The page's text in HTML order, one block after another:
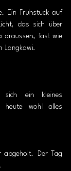
Ein Frühstück auf
das sich über
draussen, fast wie
Langkawi.
ein kleines
heute wohl alles
abgeholt. Der Tag